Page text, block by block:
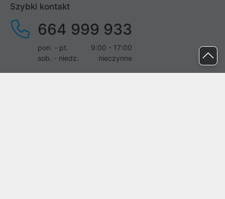
Szybki kontakt
664 999 933
pon. - pt.
9:00 - 17:00
sob. - niedz.
nieczynne